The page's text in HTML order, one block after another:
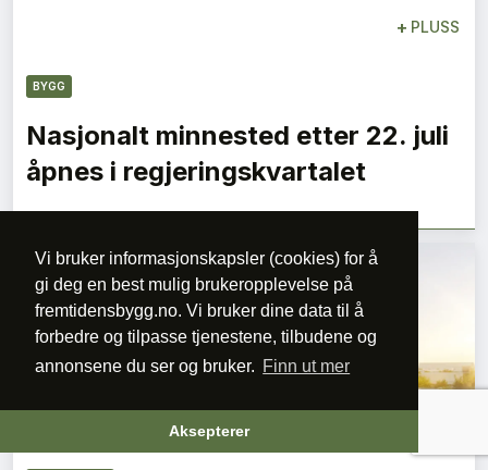
Vi bruker informasjonskapsler (cookies) for å
gi deg en best mulig brukeropplevelse på
fremtidensbygg.no. Vi bruker dine data til å
forbedre og tilpasse tjenestene, tilbudene og
annonsene du ser og bruker. Finn ut mer
Aksepterer
+ PLUSS
BYGG
Nasjonalt minnested etter 22. juli
åpnes i regjeringskvartalet